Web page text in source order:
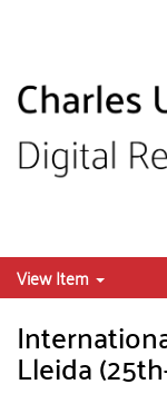
View Item
Lleida